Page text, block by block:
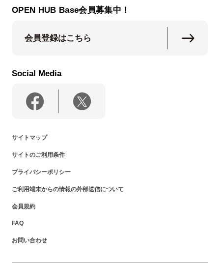
OPEN HUB Base会員募集中！
会員登録はこちら
Social Media
サイトマップ
サイトのご利用条件
プライバシーポリシー
ご利用端末からの情報の外部送信について
会員規約
FAQ
お問い合わせ